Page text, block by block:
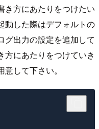
き方にあたりをつけたい
動した際はデフォルトの
グ出力の設定を追加して
にあたりをつけていき
して下さい。